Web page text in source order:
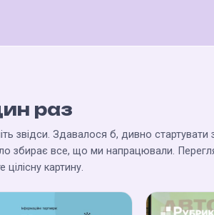
раз
звідси. Здавалося б, дивно стартувати
збирає все, що ми напрацювали.
картину.